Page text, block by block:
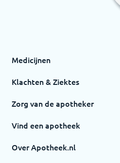
Medicijnen
Klachten & Ziektes
Zorg van de apotheker
Vind een apotheek
Over Apotheek.nl